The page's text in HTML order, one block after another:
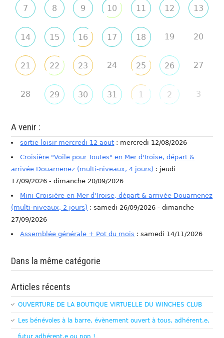
7 8 9 10 11 12 13
14 15 16 17 18 19 20
21 22 23 24 25 26 27
28 29 30 31 1 2 3
A venir :
sortie loisir mercredi 12 aout : mercredi 12/08/2026
Croisière "Voile pour Toutes" en Mer d'Iroise, départ &
arrivée Douarnenez (multi-niveaux, 4 jours) : jeudi
17/09/2026 - dimanche 20/09/2026
Mini Croisière en Mer d'Iroise, départ & arrivée Douarnenez
(multi-niveaux, 2 jours) : samedi 26/09/2026 - dimanche
27/09/2026
Assemblée générale + Pot du mois : samedi 14/11/2026
Dans la même catégorie
Articles récents
OUVERTURE DE LA BOUTIQUE VIRTUELLE DU WINCHES CLUB
Les bénévoles à la barre, évènement ouvert à tous, adhérent.e,
futur adhérent.e ou non !